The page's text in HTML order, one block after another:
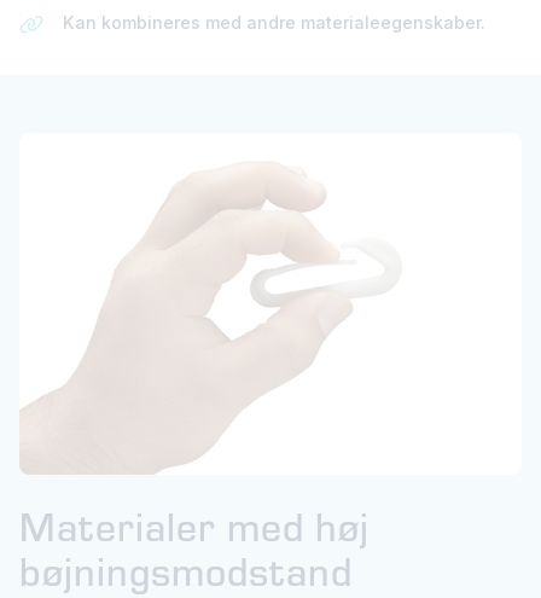
Kan kombineres med andre materialeegenskaber.
Materialer med høj
bøjningsmodstand